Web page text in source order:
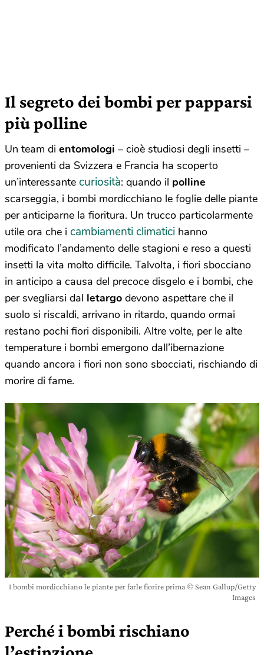
Il segreto dei bombi per papparsi
più polline
Un team di entomologi – cioè studiosi degli insetti –
provenienti da Svizzera e Francia ha scoperto
un’interessante curiosità: quando il polline
scarseggia, i bombi mordicchiano le foglie delle piante
per anticiparne la fioritura. Un trucco particolarmente
utile ora che i cambiamenti climatici hanno
modificato l’andamento delle stagioni e reso a questi
insetti la vita molto difficile. Talvolta, i fiori sbocciano
in anticipo a causa del precoce disgelo e i bombi, che
per svegliarsi dal letargo devono aspettare che il
suolo si riscaldi, arrivano in ritardo, quando ormai
restano pochi fiori disponibili. Altre volte, per le alte
temperature i bombi emergono dall’ibernazione
quando ancora i fiori non sono sbocciati, rischiando di
morire di fame.
I bombi mordicchiano le piante per farle fiorire prima © Sean Gallup/Getty
Images
Perché i bombi rischiano